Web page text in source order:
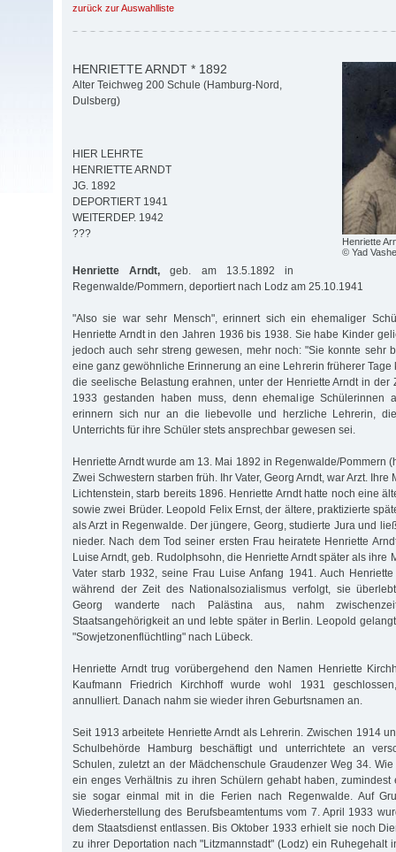
zurück zur Auswahlliste
Henriette
© Yad
HENRIETTE ARNDT * 1892
Alter Teichweg 200 Schule (Hamburg-Nord,
Dulsberg)
HIER LEHRTE
HENRIETTE ARNDT
JG. 1892
DEPORTIERT 1941
WEITERDEP. 1942
???
Henriette Arndt, geb. am 13.5.1892 in
Regenwalde/Pommern, deportiert nach Lodz am 25.10.1941
"Also sie war sehr Mensch", erinnert sich ein ehemaliger
Henriette Arndt in den Jahren 1936 bis 1938. Sie habe Kinder
jedoch auch sehr streng gewesen, mehr noch: "Sie konnte sehr
eine ganz gewöhnliche Erinnerung an eine Lehrerin früherer Tage
die seelische Belastung erahnen, unter der Henriette Arndt in der
1933 gestanden haben muss, denn ehemalige Schülerinnen
erinnern sich nur an die liebevolle und herzliche Lehrerin,
Unterrichts für ihre Schüler stets ansprechbar gewesen sei.
Henriette Arndt wurde am 13. Mai 1892 in Regenwalde/Pommern
Zwei Schwestern starben früh. Ihr Vater, Georg Arndt, war Arzt. Ihre
Lichtenstein, starb bereits 1896. Henriette Arndt hatte noch eine
sowie zwei Brüder. Leopold Felix Ernst, der ältere, praktizierte
als Arzt in Regenwalde. Der jüngere, Georg, studierte Jura und
nieder. Nach dem Tod seiner ersten Frau heiratete Henriette
Luise Arndt, geb. Rudolphsohn, die Henriette Arndt später als ihre
Vater starb 1932, seine Frau Luise Anfang 1941. Auch
während der Zeit des Nationalsozialismus verfolgt, sie
Georg wanderte nach Palästina aus, nahm
Staatsangehörigkeit an und lebte später in Berlin. Leopold
"Sowjetzonenflüchtling" nach Lübeck.
Henriette Arndt trug vorübergehend den Namen Henriette
Kaufmann Friedrich Kirchhoff wurde wohl 1931
annulliert. Danach nahm sie wieder ihren Geburtsnamen an.
Seit 1913 arbeitete Henriette Arndt als Lehrerin. Zwischen 1914
Schulbehörde Hamburg beschäftigt und unterrichtete an
Schulen, zuletzt an der Mädchenschule Graudenzer Weg 34.
ein enges Verhältnis zu ihren Schülern gehabt haben,
sie sogar einmal mit in die Ferien nach Regenwalde. Auf
Wiederherstellung des Berufsbeamtentums vom 7. April 1933
dem Staatsdienst entlassen. Bis Oktober 1933 erhielt sie noch
zu ihrer Deportation nach "Litzmannstadt" (Lodz) ein Ruhegehalt